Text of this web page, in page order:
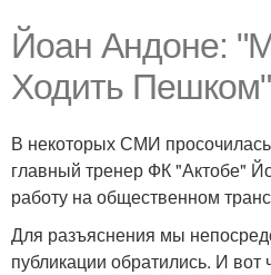
Йоан Андоне:
Ходить
В некоторых СМИ
главный тренер ФК "Актобе"
работу на общественном
Для разъяснения мы
публикации обратились. И вот